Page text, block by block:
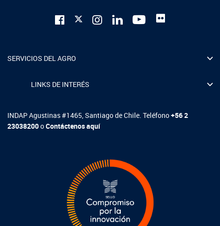
SERVICIOS DEL AGRO
LINKS DE INTERÉS
INDAP Agustinas #1465, Santiago de Chile. Teléfono+56 2
23038200oContáctenos aquí